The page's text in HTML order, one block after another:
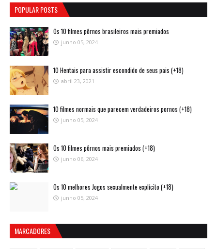
POPULAR POSTS
Os 10 filmes pôrnos brasileiros mais premiados
junho 05, 2024
10 Hentais para assistir escondido de seus pais (+18)
abril 23, 2021
10 filmes normais que parecem verdadeiros pornos (+18)
junho 05, 2024
Os 10 filmes pôrnos mais premiados (+18)
junho 06, 2024
Os 10 melhores Jogos sexualmente explícito (+18)
junho 05, 2024
MARCADORES